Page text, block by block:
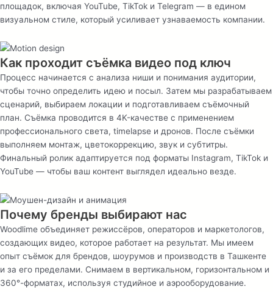
площадок, включая YouTube, TikTok и Telegram — в едином
визуальном стиле, который усиливает узнаваемость компании.
Как проходит съёмка видео под ключ
Процесс начинается с анализа ниши и понимания аудитории,
чтобы точно определить идею и посыл. Затем мы разрабатываем
сценарий, выбираем локации и подготавливаем съёмочный
план. Съёмка проводится в 4K-качестве с применением
профессионального света, timelapse и дронов. После съёмки
выполняем монтаж, цветокоррекцию, звук и субтитры.
Финальный ролик адаптируется под форматы Instagram, TikTok и
YouTube — чтобы ваш контент выглядел идеально везде.
Почему бренды выбирают нас
Woodlime объединяет режиссёров, операторов и маркетологов,
создающих видео, которое работает на результат. Мы имеем
опыт съёмок для брендов, шоурумов и производств в Ташкенте
и за его пределами. Снимаем в вертикальном, горизонтальном и
360°-форматах, используя студийное и аэрооборудование.